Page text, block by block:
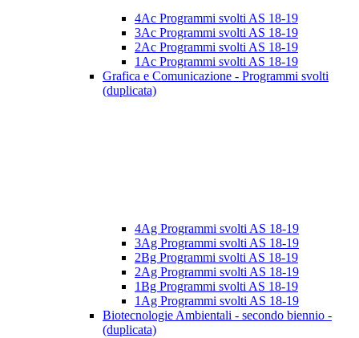
4Ac Programmi svolti AS 18-19
3Ac Programmi svolti AS 18-19
2Ac Programmi svolti AS 18-19
1Ac Programmi svolti AS 18-19
Grafica e Comunicazione - Programmi svolti
(duplicata)
4Ag Programmi svolti AS 18-19
3Ag Programmi svolti AS 18-19
2Bg Programmi svolti AS 18-19
2Ag Programmi svolti AS 18-19
1Bg Programmi svolti AS 18-19
1Ag Programmi svolti AS 18-19
Biotecnologie Ambientali - secondo biennio -
(duplicata)